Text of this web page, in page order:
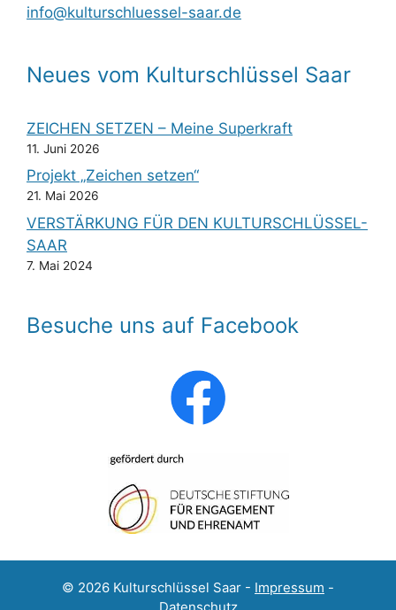
info@kulturschluessel-saar.de
Neues vom Kulturschlüssel Saar
ZEICHEN SETZEN – Meine Superkraft
11. Juni 2026
Projekt „Zeichen setzen“
21. Mai 2026
VERSTÄRKUNG FÜR DEN KULTURSCHLÜSSEL-
SAAR
7. Mai 2024
Besuche uns auf Facebook
© 2026 Kulturschlüssel Saar - Impressum -